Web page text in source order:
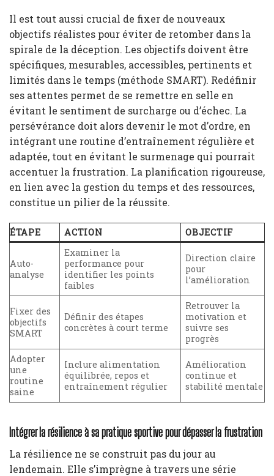
Il est tout aussi crucial de fixer de nouveaux
objectifs réalistes pour éviter de retomber dans la
spirale de la déception. Les objectifs doivent être
spécifiques, mesurables, accessibles, pertinents et
limités dans le temps (méthode SMART). Redéfinir
ses attentes permet de se remettre en selle en
évitant le sentiment de surcharge ou d’échec. La
persévérance doit alors devenir le mot d’ordre, en
intégrant une routine d’entraînement régulière et
adaptée, tout en évitant le surmenage qui pourrait
accentuer la frustration. La planification rigoureuse,
en lien avec la gestion du temps et des ressources,
constitue un pilier de la réussite.
ÉTAPE ACTION OBJECTIF
Auto-
analyse
Examiner la
performance pour
identifier les points
faibles
Direction claire
pour
l’amélioration
Fixer des
objectifs
SMART
Définir des étapes
concrètes à court terme
Retrouver la
motivation et
suivre ses
progrès
Adopter
une
routine
saine
Inclure alimentation
équilibrée, repos et
entraînement régulier
Amélioration
continue et
stabilité mentale
Intégrer la résilience à sa pratique sportive pour dépasser la frustration
La résilience ne se construit pas du jour au
lendemain. Elle s’imprègne à travers une série